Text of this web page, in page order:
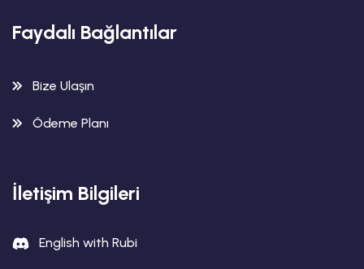
Faydalı Bağlantılar
Bize Ulaşın
Ödeme Planı
İletişim Bilgileri
English with Rubi